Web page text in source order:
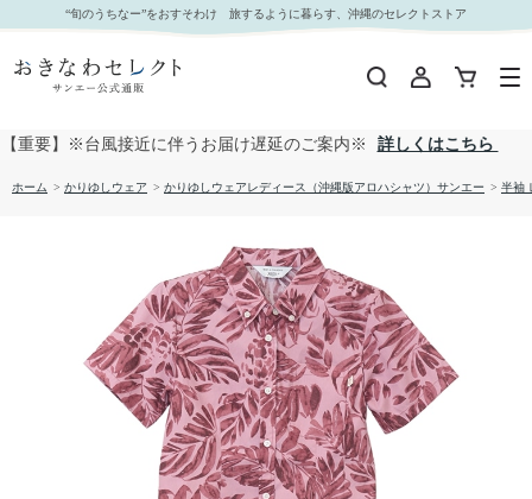
【送料無料】形態安定 フルーツリーフ柄 かりゆしウェアP1025-22L｜おきなわセレクト サンエ
ー公式通販
“旬のうちなー”をおすそわけ 旅するように暮らす、沖縄のセレクトストア
【重要】※台風接近に伴うお届け遅延のご案内※ 詳しくはこちら
ホーム > かりゆしウェア > かりゆしウェアレディース（沖縄版アロハシャツ）サンエー > 半袖